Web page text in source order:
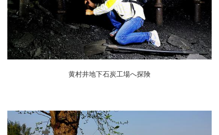
黄村井地下石炭工場へ探険